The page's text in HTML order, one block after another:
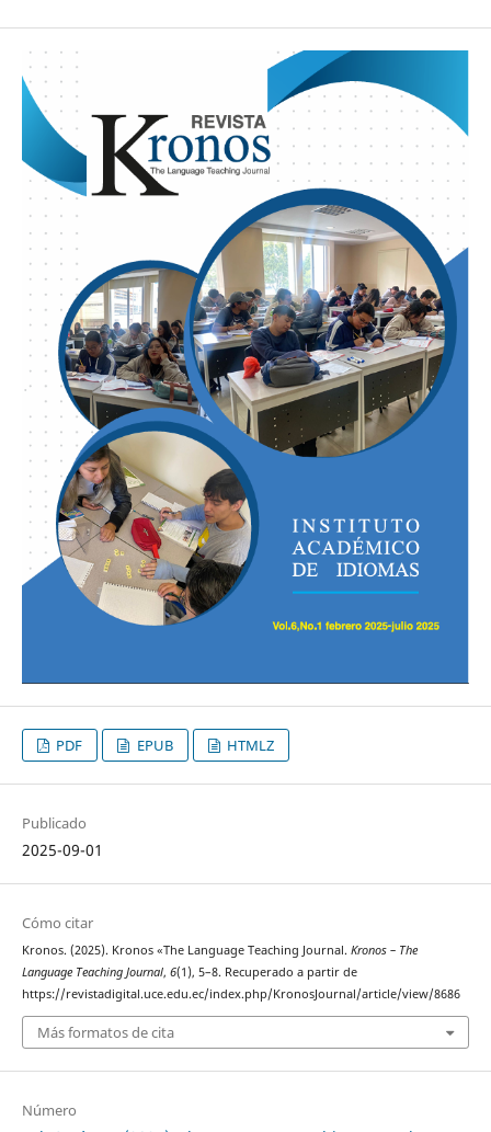
PDF EPUB HTMLZ
Publicado
2025-09-01
Cómo citar
Kronos. (2025). Kronos «The Language Teaching Journal. Kronos – The
Language Teaching Journal, 6(1), 5–8. Recuperado a partir de
https://revistadigital.uce.edu.ec/index.php/KronosJournal/article/view/8686
Más formatos de cita
Número